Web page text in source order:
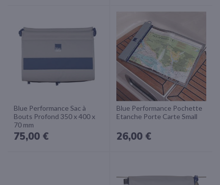
Blue Performance Sac à
Bouts Profond 350 x 400 x
70 mm
75,00 €
Blue Performance Pochette
Etanche Porte Carte Small
26,00 €